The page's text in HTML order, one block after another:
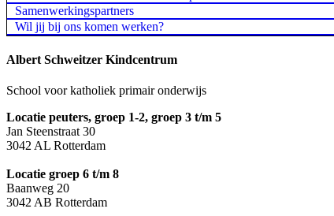
Samenwerkingspartners
Wil jij bij ons komen werken?
Albert Schweitzer Kindcentrum
School voor katholiek primair onderwijs
Locatie peuters, groep 1-2, groep 3 t/m 5
Jan Steenstraat 30
3042 AL Rotterdam
Locatie groep 6 t/m 8
Baanweg 20
3042 AB Rotterdam